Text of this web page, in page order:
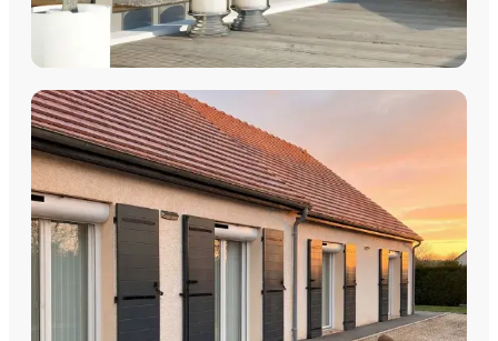
COULISSANTS & BAIES VITRÉES
Coulissants Aluminium
Découvrez nos Baies coulissantes et portes-fenêtres
aluminium avec pose par les équipes Plein Jour Habitat.
DÉCOUVRIR